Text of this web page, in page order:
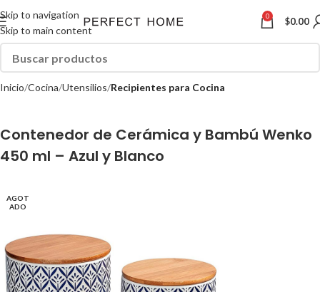
Skip to navigation
Skip to main content
0 $0.00
Inicio Cocina Utensilios Recipientes para Cocina
Contenedor de Cerámica y Bambú Wenko
450 ml – Azul y Blanco
AGOT
ADO